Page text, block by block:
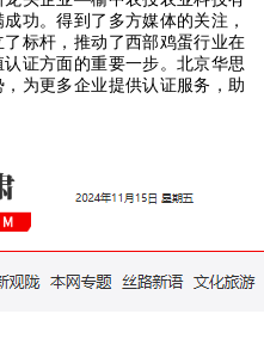
功。得到了多方媒体的关注，
标杆，推动了西部鸡蛋行业在
证方面的重要一步。 北京华思
为更多企业提供认证服务，助